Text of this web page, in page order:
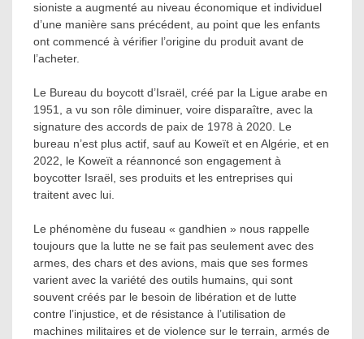
sioniste a augmenté au niveau économique et individuel
d’une manière sans précédent, au point que les enfants
ont commencé à vérifier l’origine du produit avant de
l’acheter.
Le Bureau du boycott d’Israël, créé par la Ligue arabe en
1951, a vu son rôle diminuer, voire disparaître, avec la
signature des accords de paix de 1978 à 2020. Le
bureau n’est plus actif, sauf au Koweït et en Algérie, et en
2022, le Koweït a réannoncé son engagement à
boycotter Israël, ses produits et les entreprises qui
traitent avec lui.
Le phénomène du fuseau « gandhien » nous rappelle
toujours que la lutte ne se fait pas seulement avec des
armes, des chars et des avions, mais que ses formes
varient avec la variété des outils humains, qui sont
souvent créés par le besoin de libération et de lutte
contre l’injustice, et de résistance à l’utilisation de
machines militaires et de violence sur le terrain, armés de